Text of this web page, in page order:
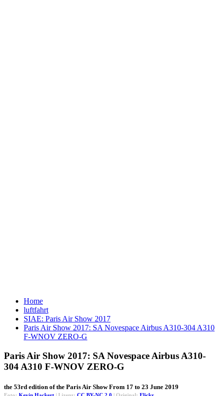
Home
luftfahrt
SIAE: Paris Air Show 2017
Paris Air Show 2017: SA Novespace Airbus A310-304 A310
F-WNOV ZERO-G
Paris Air Show 2017: SA Novespace Airbus A310-
304 A310 F-WNOV ZERO-G
the 53rd edition of the Paris Air Show From 17 to 23 June 2019